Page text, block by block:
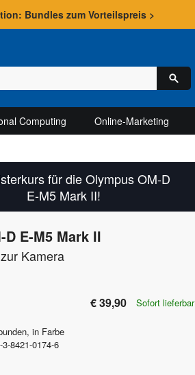
Bundles zum Vorteilspreis >
Computing Online-Marketing
für die Olympus OM-D
E-M5 Mark II!
E-M5 Mark II
Kamera
€ 39,90 Sofort lieferbar
in Farbe
3-8421-0174-6